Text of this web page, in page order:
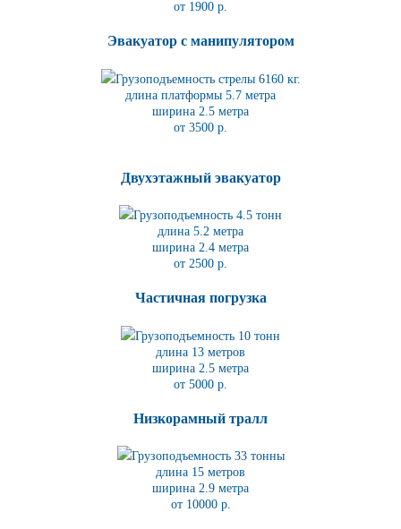
от 1900 р.
Эвакуатор с манипулятором
Грузоподъемность стрелы 6160 кг.
длина платформы 5.7 метра
ширина 2.5 метра
от 3500 р.
Двухэтажный эвакуатор
Грузоподъемность 4.5 тонн
длина 5.2 метра
ширина 2.4 метра
от 2500 р.
Частичная погрузка
Грузоподъемность 10 тонн
длина 13 метров
ширина 2.5 метра
от 5000 р.
Низкорамный тралл
Грузоподъемность 33 тонны
длина 15 метров
ширина 2.9 метра
от 10000 р.